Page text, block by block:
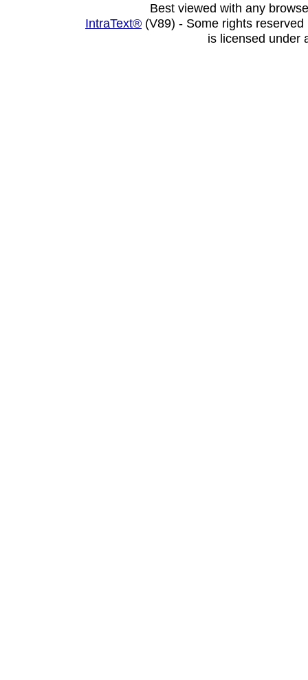
Best viewed with any
IntraText® (V89) - Some rights
is licensed under